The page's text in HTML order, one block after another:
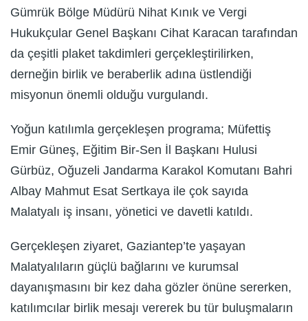
Gümrük Bölge Müdürü Nihat Kınık ve Vergi
Hukukçular Genel Başkanı Cihat Karacan tarafından
da çeşitli plaket takdimleri gerçekleştirilirken,
derneğin birlik ve beraberlik adına üstlendiği
misyonun önemli olduğu vurgulandı.
Yoğun katılımla gerçekleşen programa; Müfettiş
Emir Güneş, Eğitim Bir-Sen İl Başkanı Hulusi
Gürbüz, Oğuzeli Jandarma Karakol Komutanı Bahri
Albay Mahmut Esat Sertkaya ile çok sayıda
Malatyalı iş insanı, yönetici ve davetli katıldı.
Gerçekleşen ziyaret, Gaziantep’te yaşayan
Malatyalıların güçlü bağlarını ve kurumsal
dayanışmasını bir kez daha gözler önüne sererken,
katılımcılar birlik mesajı vererek bu tür buluşmaların